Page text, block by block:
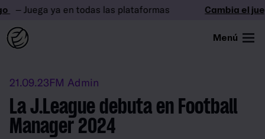
– Juega ya en todas las plataformas Cambia el
Menú
21.09.23FM Admin
La J.League debuta en Football
Manager 2024